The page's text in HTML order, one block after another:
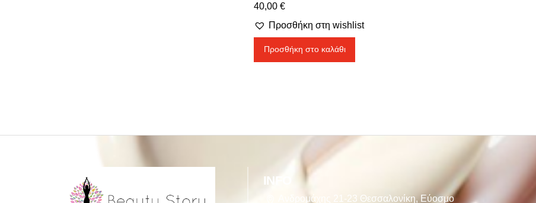
40,00€
Προσθήκη στη wishlist
Προσθήκη στο καλάθι
INFO
Ανδρομάχης 21-23 Θεσσαλονίκη, Εύοσμο